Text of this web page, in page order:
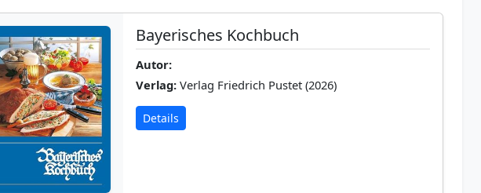
Bayerisches Kochbuch
Autor:
Verlag: Verlag Friedrich Pustet (2026)
Details